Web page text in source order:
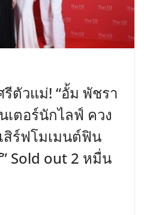
ตัวแม่! “อั้ม พัชรา
เตอร์นักไลฟ์ ควง
สิร์ฟโมเมนต์ฟิน
Sold out 2 หมื่น